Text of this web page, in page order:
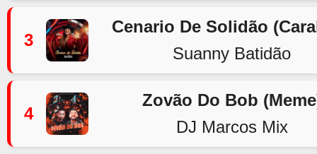
3
Cenario De Solidão
Suanny Batidão
4
Zovão Do Bob
DJ Marcos Mix